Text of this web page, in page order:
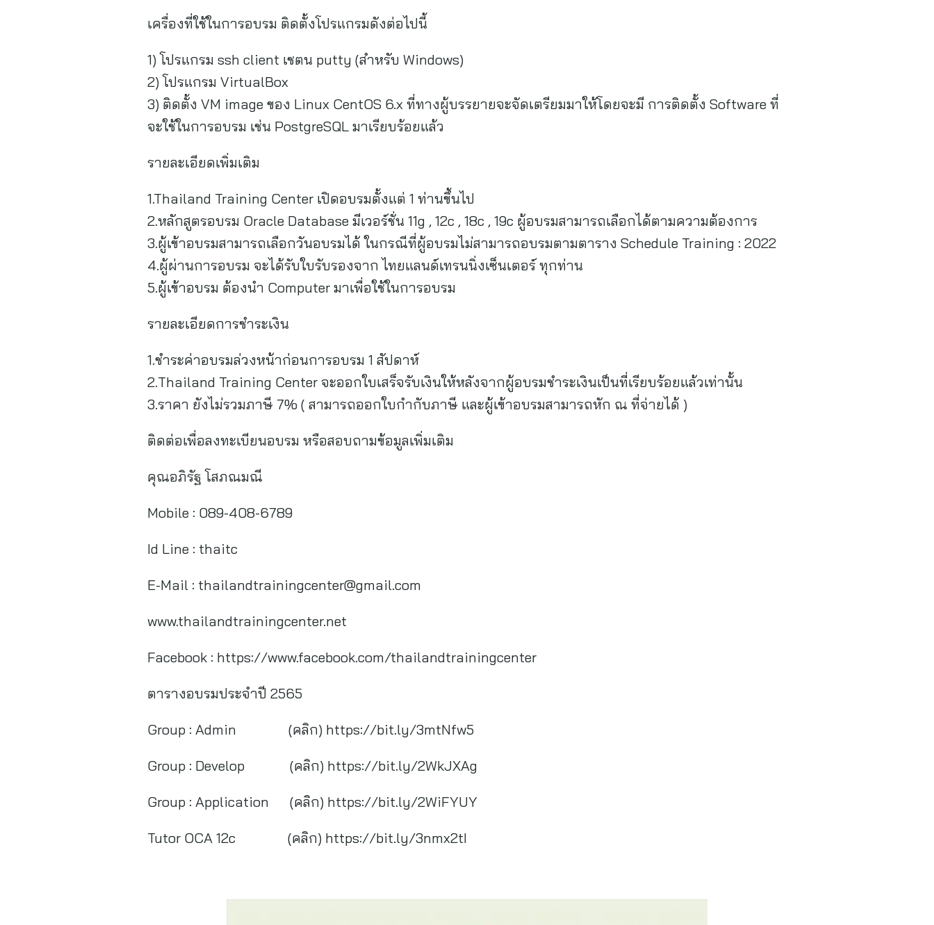
เครื่องที่ใช้ในการอบรม ติดตั้งโปรแกรมดังต่อไปนี้
1) โปรแกรม ssh client เชตน putty (สำหรับ Windows)
2) โปรแกรม VirtualBox
3) ติดตั้ง VM image ของ Linux CentOS 6.x ที่ทางผู้บรรยายจะจัดเตรียมมาให้โดยจะมี การติดตั้ง Software ที่
จะใช้ในการอบรม เช่น PostgreSQL มาเรียบร้อยแล้ว
รายละเอียดเพิ่มเติม
1.Thailand Training Center เปิดอบรมตั้งแต่ 1 ท่านขึ้นไป
2.หลักสูตรอบรม Oracle Database มีเวอร์ชั่น 11g , 12c , 18c , 19c ผู้อบรมสามารถเลือกได้ตามความต้องการ
3.ผู้เข้าอบรมสามารถเลือกวันอบรมได้ ในกรณีที่ผู้อบรมไม่สามารถอบรมตามตาราง Schedule Training : 2022
4.ผู้ผ่านการอบรม จะได้รับใบรับรองจาก ไทยแลนด์เทรนนิ่งเซ็นเตอร์ ทุกท่าน
5.ผู้เข้าอบรม ต้องนำ Computer มาเพื่อใช้ในการอบรม
รายละเอียดการชำระเงิน
1.ชำระค่าอบรมล่วงหน้าก่อนการอบรม 1 สัปดาห์
2.Thailand Training Center จะออกใบเสร็จรับเงินให้หลังจากผู้อบรมชำระเงินเป็นที่เรียบร้อยแล้วเท่านั้น
3.ราคา ยังไม่รวมภาษี 7% ( สามารถออกใบกำกับภาษี และผู้เข้าอบรมสามารถหัก ณ ที่จ่ายได้ )
ติดต่อเพื่อลงทะเบียนอบรม หรือสอบถามข้อมูลเพิ่มเติม
คุณอภิรัฐ โสภณมณี
Mobile : 089-408-6789
Id Line : thaitc
E-Mail : thailandtrainingcenter@gmail.com
www.thailandtrainingcenter.net
Facebook : https://www.facebook.com/thailandtrainingcenter
ตารางอบรมประจำปี 2565
Group : Admin (คลิก) https://bit.ly/3mtNfw5
Group : Develop (คลิก) https://bit.ly/2WkJXAg
Group : Application (คลิก) https://bit.ly/2WiFYUY
Tutor OCA 12c (คลิก) https://bit.ly/3nmx2tI